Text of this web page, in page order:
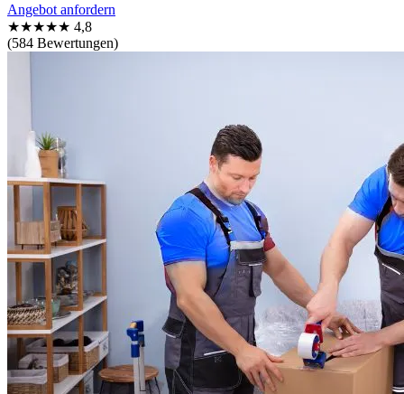
Angebot anfordern
★★★★★ 4,8
(584 Bewertungen)